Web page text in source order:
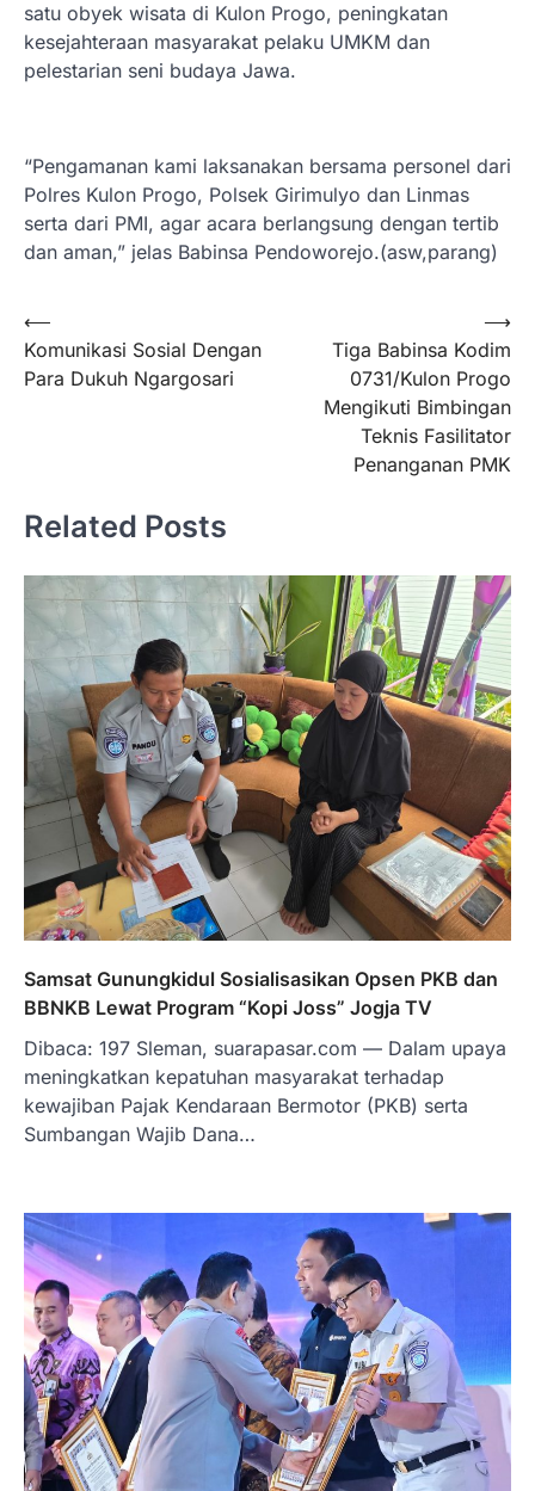
satu obyek wisata di Kulon Progo, peningkatan
kesejahteraan masyarakat pelaku UMKM dan
pelestarian seni budaya Jawa.
“Pengamanan kami laksanakan bersama personel dari
Polres Kulon Progo, Polsek Girimulyo dan Linmas
serta dari PMI, agar acara berlangsung dengan tertib
dan aman,” jelas Babinsa Pendoworejo.(asw,parang)
Navigasi
pos
⟵
Komunikasi Sosial Dengan
Para Dukuh Ngargosari
Tiga Babinsa Kodim
0731/Kulon Progo
Mengikuti Bimbingan
Teknis Fasilitator
Penanganan PMK
⟶
Related Posts
Samsat Gunungkidul Sosialisasikan Opsen PKB dan
BBNKB Lewat Program “Kopi Joss” Jogja TV
Dibaca: 197 Sleman, suarapasar.com — Dalam upaya
meningkatkan kepatuhan masyarakat terhadap
kewajiban Pajak Kendaraan Bermotor (PKB) serta
Sumbangan Wajib Dana…